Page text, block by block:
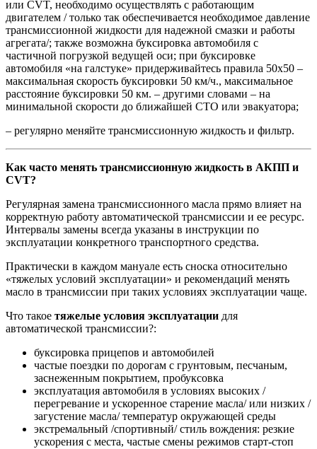
или CVT, необходимо осуществлять с работающим
двигателем / только так обеспечивается необходимое давление
трансмиссионной жидкости для надежной смазки и работы
агрегата/; также возможна буксировка автомобиля с
частичной погрузкой ведущей оси; при буксировке
автомобиля «на галстуке» придерживайтесь правила 50х50 –
максимальная скорость буксировки 50 км/ч., максимальное
расстояние буксировки 50 км. – другими словами – на
минимальной скорости до ближайшей СТО или эвакуатора;
– регулярно меняйте трансмиссионную жидкость и фильтр.
Как часто менять трансмиссионную жидкость в АКПП и
CVT?
Регулярная замена трансмиссионного масла прямо влияет на
корректную работу автоматической трансмиссии и ее ресурс.
Интервалы замены всегда указаны в инструкции по
эксплуатации конкретного транспортного средства.
Практически в каждом мануале есть сноска относительно
«тяжелых условий эксплуатации» и рекомендаций менять
масло в трансмиссии при таких условиях эксплуатации чаще.
Что такое тяжелые условия эксплуатации для
автоматической трансмиссии?:
буксировка прицепов и автомобилей
частые поездки по дорогам с грунтовым, песчаным,
заснеженным покрытием, пробуксовка
эксплуатация автомобиля в условиях высоких /
перегревание и ускоренное старение масла/ или низких /
загустение масла/ температур окружающей среды
экстремальный /спортивный/ стиль вождения: резкие
ускорения с места, частые смены режимов старт-стоп